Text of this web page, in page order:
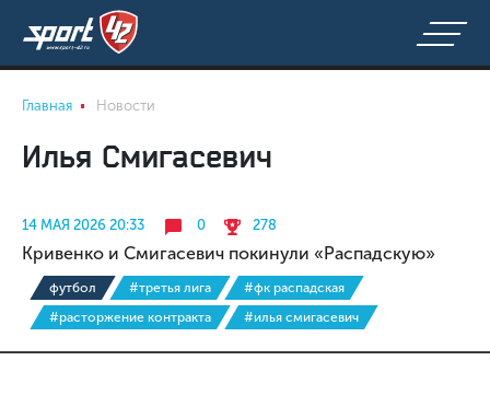
Главная Новости
Илья Смигасевич
14 МАЯ 2026 20:33 0 278
Кривенко и Смигасевич покинули «Распадскую»
футбол #третья лига
#фк распадская
#расторжение контракта
#илья смигасевич